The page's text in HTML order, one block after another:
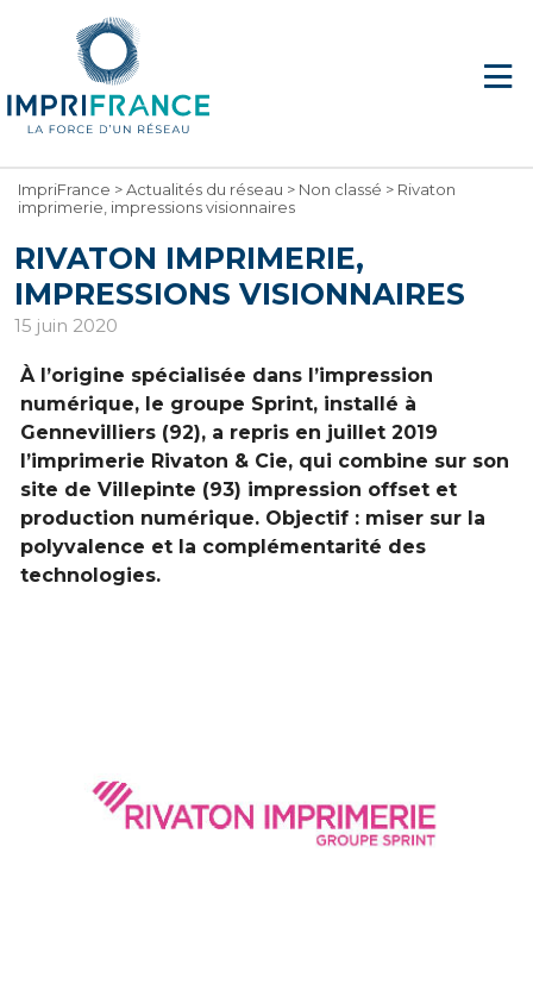
ImpriFrance >Actualités du réseau > Non classé > Rivaton
imprimerie, impressions visionnaires
RIVATON IMPRIMERIE,
IMPRESSIONS VISIONNAIRES
15 juin 2020
À l’origine spécialisée dans l’impression
numérique, le groupe Sprint, installé à
Gennevilliers (92), a repris en juillet 2019
l’imprimerie Rivaton & Cie, qui combine sur son
site de Villepinte (93) impression offset et
production numérique. Objectif : miser sur la
polyvalence et la complémentarité des
technologies.